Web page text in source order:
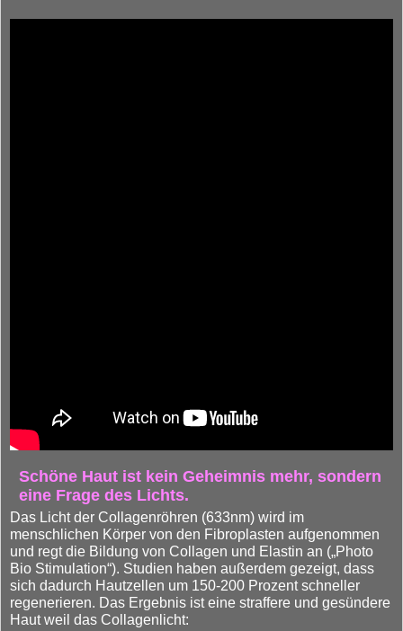
Schöne Haut ist kein Geheimnis mehr, sondern
eine Frage des Lichts.
Das Licht der Collagenröhren (633nm) wird im
menschlichen Körper von den Fibroplasten aufgenommen
und regt die Bildung von Collagen und Elastin an („Photo
Bio Stimulation“). Studien haben außerdem gezeigt, dass
sich dadurch Hautzellen um 150-200 Prozent schneller
regenerieren. Das Ergebnis ist eine straffere und gesündere
Haut weil das Collagenlicht: